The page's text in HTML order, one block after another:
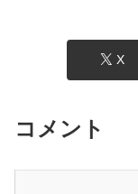
X
コメント